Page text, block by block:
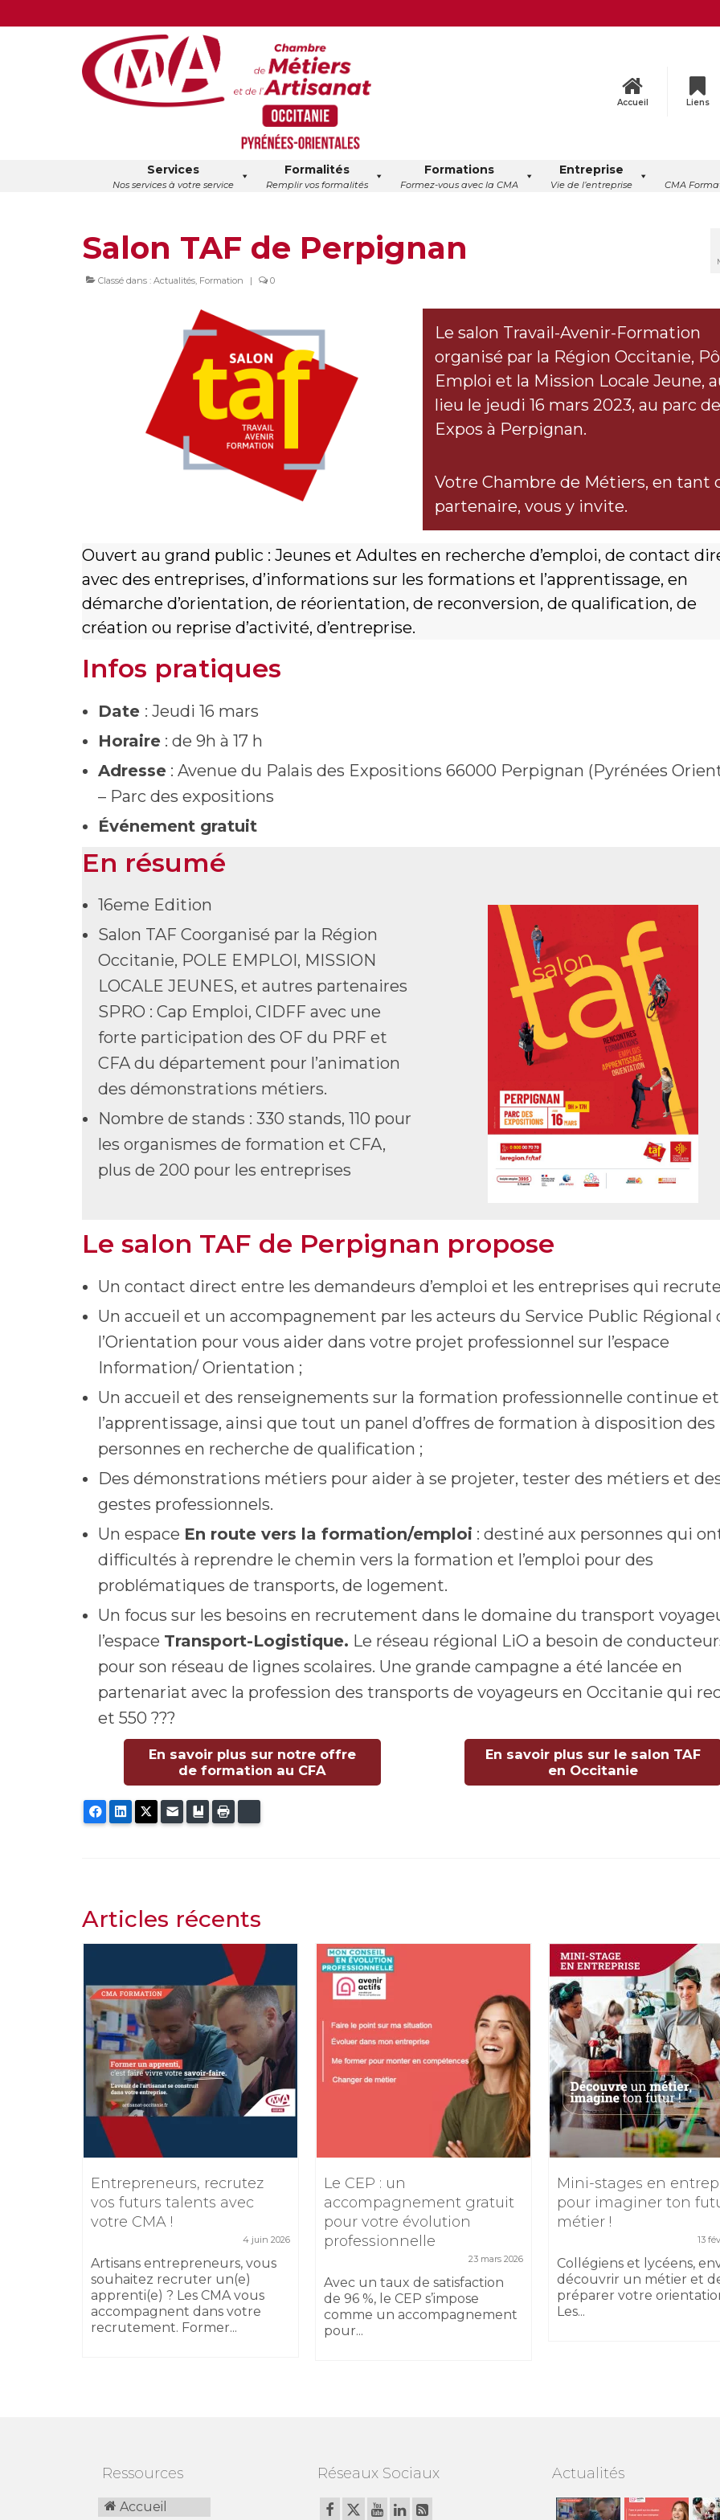
Accueil Liens
Services
Nos services à votre service
Formalités
Remplir vos formalités
Formations
Formez-vous avec la CMA
Entreprise
Vie de l’entreprise CMA
Salon TAF de Perpignan
Classé dans : Actualités Formation | 0
Le salon Travail-Avenir-Formation
organisé par la Région Occitanie,
Emploi et la Mission Locale Jeune,
lieu le jeudi 16 mars 2023, au parc
Expos à Perpignan.
Votre Chambre de Métiers, en tant
partenaire, vous y invite.
Ouvert au grand public : Jeunes et Adultes en recherche d’emploi, de contact
avec des entreprises, d’informations sur les formations et l’apprentissage, en
démarche d’orientation, de réorientation, de reconversion, de qualification, de
création ou reprise d’activité, d’entreprise.
Infos pratiques
Date : Jeudi 16 mars
Horaire : de 9h à 17 h
Adresse : Avenue du Palais des Expositions 66000 Perpignan (Pyrénées
– Parc des expositions
Événement gratuit
En résumé
16eme Edition
Salon TAF Coorganisé par la Région
Occitanie, POLE EMPLOI, MISSION
LOCALE JEUNES, et autres partenaires
SPRO : Cap Emploi, CIDFF avec une
forte participation des OF du PRF et
CFA du département pour l’animation
des démonstrations métiers.
Nombre de stands : 330 stands, 110 pour
les organismes de formation et CFA,
plus de 200 pour les entreprises
Le salon TAF de Perpignan propose
Un contact direct entre les demandeurs d’emploi et les entreprises qui
Un accueil et un accompagnement par les acteurs du Service Public Régional
l’Orientation pour vous aider dans votre projet professionnel sur l’espace
Information/ Orientation ;
Un accueil et des renseignements sur la formation professionnelle continue et
l’apprentissage, ainsi que tout un panel d’offres de formation à disposition des
personnes en recherche de qualification ;
Des démonstrations métiers pour aider à se projeter, tester des métiers et
gestes professionnels.
Un espace En route vers la formation/emploi : destiné aux personnes qui
difficultés à reprendre le chemin vers la formation et l’emploi pour des
problématiques de transports, de logement.
Un focus sur les besoins en recrutement dans le domaine du transport
l’espace Transport-Logistique. Le réseau régional LiO a besoin de
pour son réseau de lignes scolaires. Une grande campagne a été lancée en
partenariat avec la profession des transports de voyageurs en Occitanie qui
et 550 ???
En savoir plus sur notre offre
de formation au CFA
En savoir plus sur le salon TAF
en Occitanie
FacebookLinkedInTwitter
E-mail Ajouter aux favoris
Articles récents
Entrepreneurs, recrutez
vos futurs talents avec
votre CMA !
4 juin 2026
Artisans entrepreneurs, vous
souhaitez recruter un(e)
apprenti(e) ? Les CMA vous
accompagnent dans votre
recrutement. Former...
Le CEP : un
accompagnement gratuit
pour votre évolution
professionnelle
23 mars 2026
Avec un taux de satisfaction
de 96 %, le CEP s’impose
comme un accompagnement
pour...
Mini-stages en
pour imaginer ton
métier !
13
Collégiens et lycéens,
découvrir un métier et
préparer votre
Les...
Ressources
Accueil
Réseaux Sociaux Actualités